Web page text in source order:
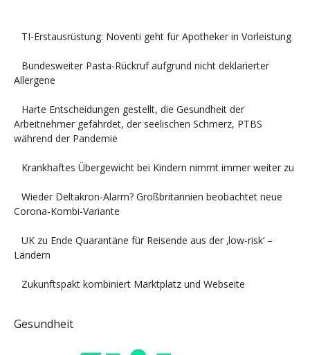
TI-Erstausrüstung: Noventi geht für Apotheker in Vorleistung
Bundesweiter Pasta-Rückruf aufgrund nicht deklarierter
Allergene
Harte Entscheidungen gestellt, die Gesundheit der
Arbeitnehmer gefährdet, der seelischen Schmerz, PTBS
während der Pandemie
Krankhaftes Übergewicht bei Kindern nimmt immer weiter zu
Wieder Deltakron-Alarm? Großbritannien beobachtet neue
Corona-Kombi-Variante
UK zu Ende Quarantäne für Reisende aus der ‚low-risk‘ –
Ländern
Zukunftspakt kombiniert Marktplatz und Webseite
Gesundheit